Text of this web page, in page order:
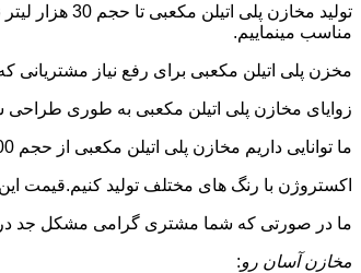
تولید
مناسب مینماییم.
مخزن پلی اتیلن مکعبی برای رفع نیاز
زوایای مخازن پلی اتیلن مکعبی به طوری طراحی
ما توانایی داریم مخازن پلی اتیلن مکعبی از حجم 1000 لیتر تا 140.000 لیتر به طور روتاری و دوجداره در قالب های روش
اکستروژن با رنگ های مختلف تولید کنیم.قیمت
ما در صورتی که شما مشتری گرامی مشکل جد در
مخازن آسان رو: